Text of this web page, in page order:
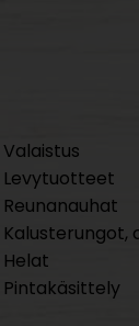
Valaistus
Levytuotteet
Reunanauhat
Kalusterungot,
Helat
Pintakäsittely